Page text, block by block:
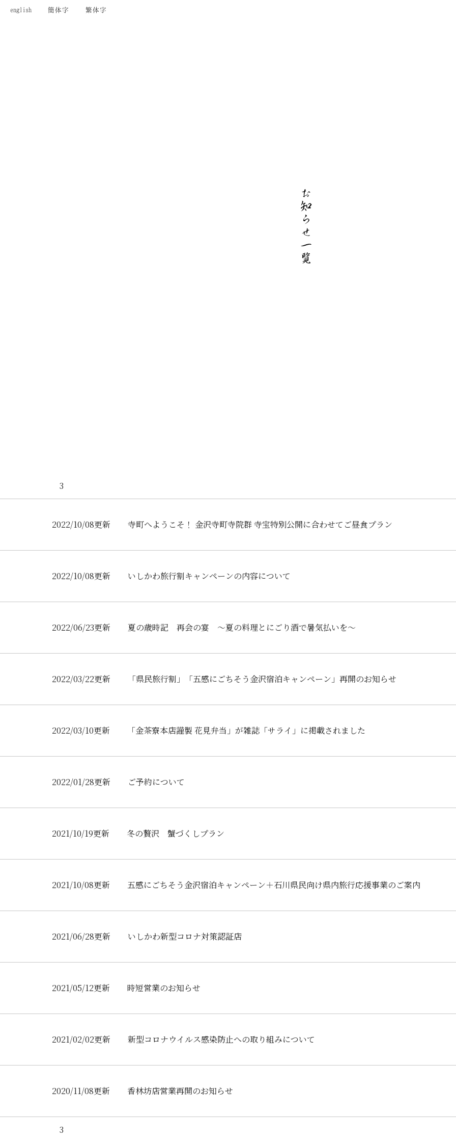
english 簡体字 繁体字
3
2022/10/08更新 寺町へようこそ！ 金沢寺町寺院群 寺宝特別公開に合わせてご昼食プラン
2022/10/08更新 いしかわ旅行割キャンペーンの内容について
2022/06/23更新 夏の歳時記 再会の宴 ～夏の料理とにごり酒で暑気払いを～
2022/03/22更新 「県民旅行割」「五感にごちそう金沢宿泊キャンペーン」再開のお知らせ
2022/03/10更新 「金茶寮本店謹製 花見弁当」が雑誌「サライ」に掲載されました
2022/01/28更新 ご予約について
2021/10/19更新 冬の贅沢 蟹づくしプラン
2021/10/08更新 五感にごちそう金沢宿泊キャンペーン＋石川県民向け県内旅行応援事業のご案内
2021/06/28更新 いしかわ新型コロナ対策認証店
2021/05/12更新 時短営業のお知らせ
2021/02/02更新 新型コロナウイルス感染防止への取り組みについて
2020/11/08更新 香林坊店営業再開のお知らせ
3